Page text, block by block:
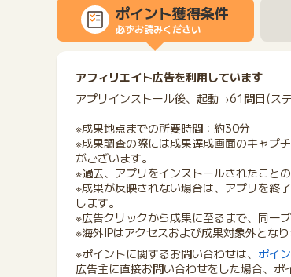
ポイント獲得条件
必ずお読みください
アフィリエイト広告を利用しています
アプリインストール後、起動→61問目(ス
※成果地点までの所要時間：約30分
※成果調査の際には成果達成画面のキャプ
がございます。
※過去、アプリをインストールされたこと
※成果が反映されない場合は、アプリを終
します。
※広告クリックから成果に至るまで、同一
※海外IPはアクセスおよび成果対象外となり
※ポイントに関するお問い合わせは、 ポイ
広告主に直接お問い合わせをした場合、ポ